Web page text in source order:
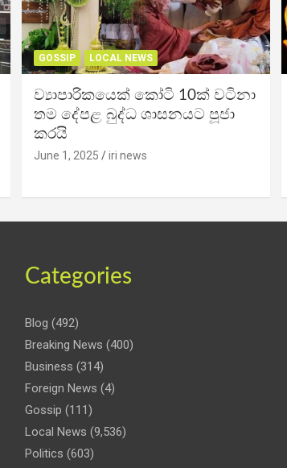
GOSSIP LOCAL NEWS
ව්‍යාපාරිකයෙක් කෝටි 10ක් වටිනා
තම දේපළ බුද්ධ ශාසනයට පූජා
කරයි
June 1, 2025 iri news
Categories
Blog (492)
Breaking News (400)
Business (314)
Foreign News (4)
Gossip (111)
Local News (9,536)
Politics (603)